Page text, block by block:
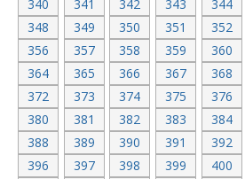
340 341 342 343 344
348
349 350 351 352
356
357 358 359 360
364
365 366 367 368
372
373 374 375 376
380
381 382 383 384
388
389 390 391 392
396
397 398 399 400